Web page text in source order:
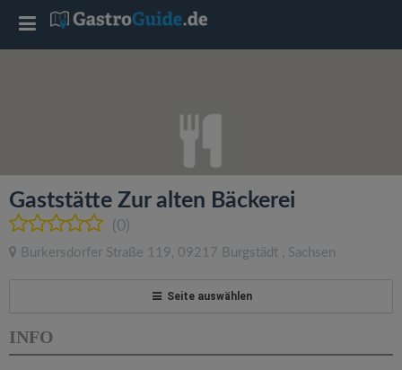
Gaststätte Zur alten Bäckerei
(0)
Burkersdorfer Straße 119, 09217 Burgstädt , Sachsen
Seite auswählen
INFO
T
l
e
a